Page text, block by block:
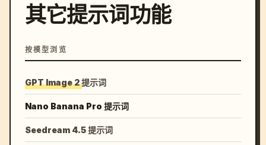
其它提示词功能
按模型浏览
GPT Image 2 提示词
Nano Banana Pro 提示词
Seedream 4.5 提示词